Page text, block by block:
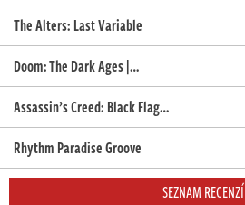
The Alters: Last Variable
Doom: The Dark Ages |…
Assassin’s Creed: Black Flag…
Rhythm Paradise Groove
SEZNAM RECENZÍ